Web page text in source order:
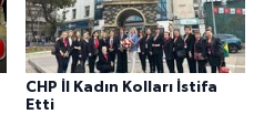
CHP İl Kadın Kolları İstifa
Etti